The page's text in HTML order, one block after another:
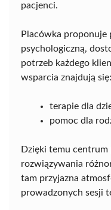
pacjenci.
Placówka proponuje
psychologiczną,
potrzeb każdego
wsparcia znajdują się:
terapie dla
pomoc dla
Dzięki temu
rozwiązywania
tam przyjazna
prowadzonych sesji